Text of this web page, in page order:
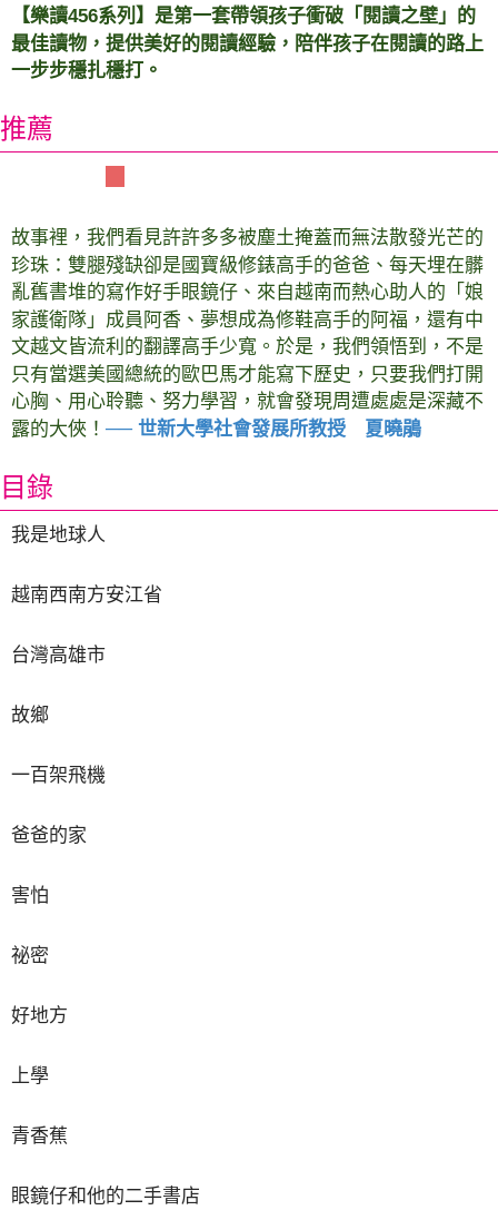
【樂讀456系列】是第一套帶領孩子衝破「閱讀之壁」的
最佳讀物，提供美好的閱讀經驗，陪伴孩子在閱讀的路上
一步步穩扎穩打。
推薦
故事裡，我們看見許許多多被塵土掩蓋而無法散發光芒的
珍珠：雙腿殘缺卻是國寶級修錶高手的爸爸、每天埋在髒
亂舊書堆的寫作好手眼鏡仔、來自越南而熱心助人的「娘
家護衛隊」成員阿香、夢想成為修鞋高手的阿福，還有中
文越文皆流利的翻譯高手少寬。於是，我們領悟到，不是
只有當選美國總統的歐巴馬才能寫下歷史，只要我們打開
心胸、用心聆聽、努力學習，就會發現周遭處處是深藏不
露的大俠！ ── 世新大學社會發展所教授 夏曉鵑
目錄
我是地球人
越南西南方安江省
台灣高雄市
故鄉
一百架飛機
爸爸的家
害怕
祕密
好地方
上學
青香蕉
眼鏡仔和他的二手書店